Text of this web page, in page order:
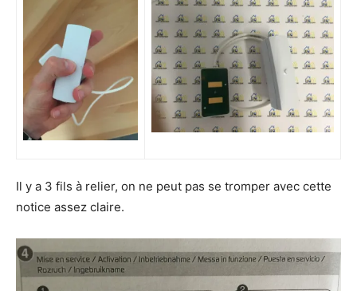
Il y a 3 fils à relier, on ne peut pas se tromper avec cette
notice assez claire.